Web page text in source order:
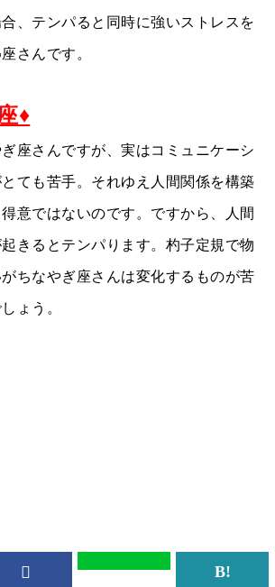
、テンパると同時に強いストレスを
さんです。
♦
座さんですが、実はコミュニケーシ
ても苦手。それゆえ人間関係を構築
意ではないのです。ですから、人間
きるとテンパります。杓子定規で物
ちなやぎ座さんは変化するものが苦
ょう。